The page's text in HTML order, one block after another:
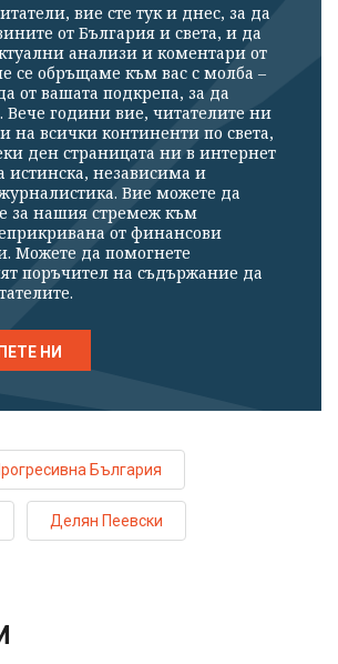
вие сте тук и днес, за да
от България и света, и да
анализи и коментари от
се обръщаме към вас с молба –
от вашата подкрепа, за да
години вие, читателите ни
на всички континенти по света,
ден страницата ни в интернет
истинска, независима и
Вие можете да
за нашия стремеж към
от финансови
Можете да помогнете
поръчител на съдържание да
НИ
България
Делян Пеевски